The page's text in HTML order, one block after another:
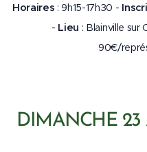
Horaires : 9h15-17h30 -
- Lieu : Blainville sur
90€/
DIMANCHE 23